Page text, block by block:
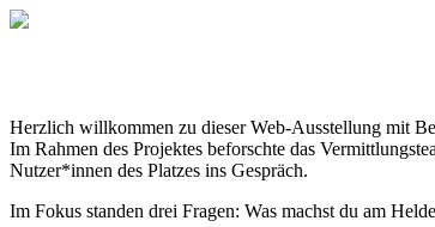
Herzlich willkommen zu dieser Web-Ausstellung mit
Im Rahmen des Projektes beforschte das
Nutzer*innen des Platzes ins Gespräch.
Im Fokus standen drei Fragen: Was machst du am